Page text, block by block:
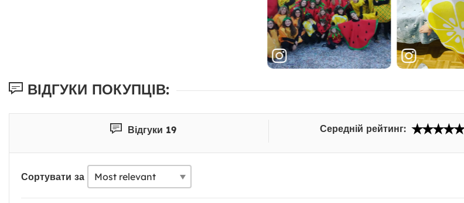
ВІДГУКИ ПОКУПЦІВ:
Відгуки 19 Середній рейтинг:
Сортувати за